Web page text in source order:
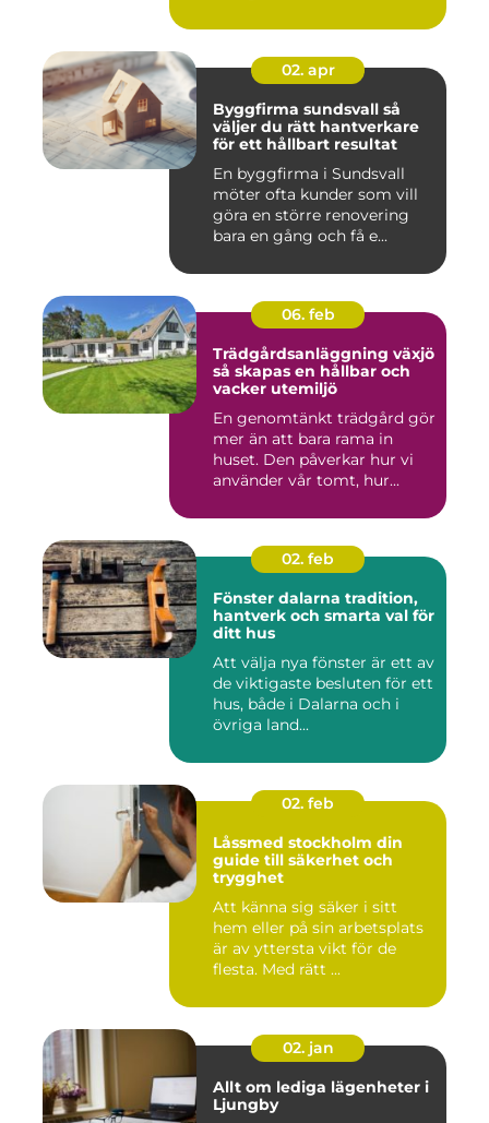
02. apr
Byggfirma sundsvall så
väljer du rätt hantverkare
för ett hållbart resultat
En byggfirma i Sundsvall
möter ofta kunder som vill
göra en större renovering
bara en gång och få e...
06. feb
Trädgårdsanläggning växjö
så skapas en hållbar och
vacker utemiljö
En genomtänkt trädgård gör
mer än att bara rama in
huset. Den påverkar hur vi
använder vår tomt, hur...
02. feb
Fönster dalarna tradition,
hantverk och smarta val för
ditt hus
Att välja nya fönster är ett av
de viktigaste besluten för ett
hus, både i Dalarna och i
övriga land...
02. feb
Låssmed stockholm din
guide till säkerhet och
trygghet
Att känna sig säker i sitt
hem eller på sin arbetsplats
är av yttersta vikt för de
flesta. Med rätt ...
02. jan
Allt om lediga lägenheter i
Ljungby